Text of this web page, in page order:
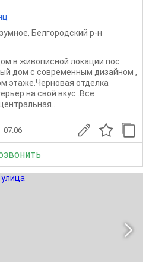
, Белгородский р-н
в живописной локации пос.
дом с современным дизайном ,
этаже.Черновая отделка
на свой вкус .Все
07.06